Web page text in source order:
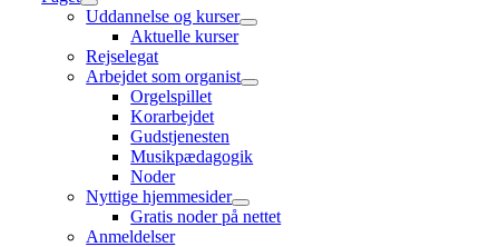
Uddannelse og kurser
Aktuelle kurser
Rejselegat
Arbejdet som organist
Orgelspillet
Korarbejdet
Gudstjenesten
Musikpædagogik
Noder
Nyttige hjemmesider
Gratis noder på nettet
Anmeldelser